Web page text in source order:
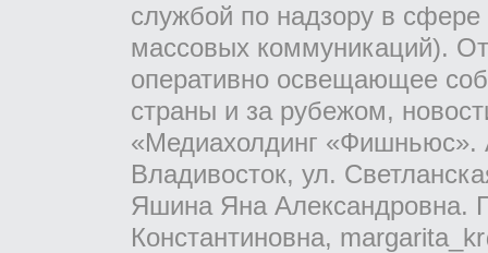
службой по надзору в
массовых коммуникаций).
оперативно освещающее
страны и за рубежом,
«Медиахолдинг «Фишньюс».
Владивосток, ул.
Яшина Яна Александровна.
Константиновна,